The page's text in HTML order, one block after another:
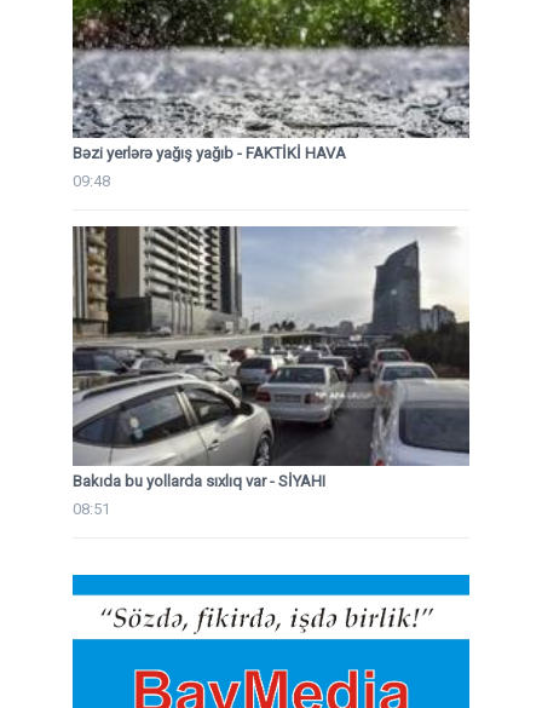
Bəzi yerlərə yağış yağıb - FAKTİKİ HAVA
09:48
Bakıda bu yollarda sıxlıq var - SİYAHI
08:51